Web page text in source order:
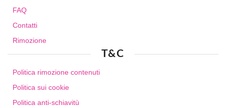
FAQ
Contatti
Rimozione
T&C
Politica rimozione contenuti
Politica sui cookie
Politica anti-schiavitù